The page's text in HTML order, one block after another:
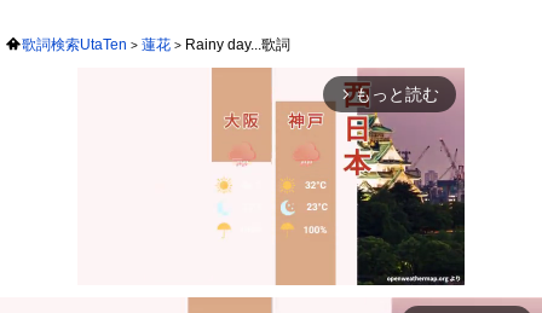
歌詞検索UtaTen 蓮花 Rainy day...歌詞
arrow_forward_ios もっと読む